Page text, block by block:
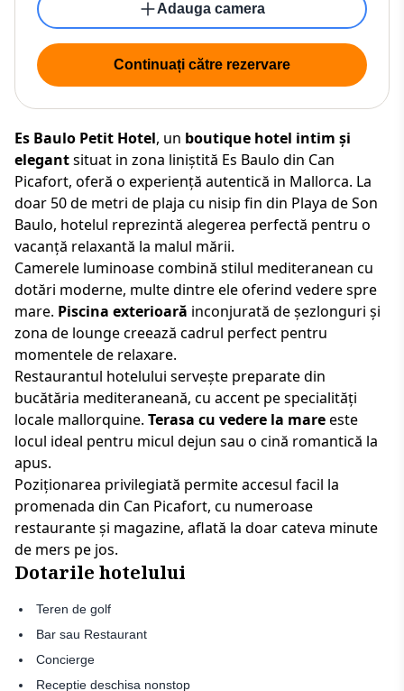
Es Baulo Petit Hotel, un boutique hotel intim și
elegantsituat in zona liniștită Es Baulo din Can
Picafort, oferă o experiență autentică in Mallorca. La
doar 50 de metri de plaja cu nisip fin din Playa de Son
Baulo, hotelul reprezintă alegerea perfectă pentru o
vacanță relaxantă la malul mării.
Camerele luminoase combină stilul mediteranean cu
dotări moderne, multe dintre ele oferind vedere spre
mare. Piscina exterioară inconjurată de șezlonguri și
zona de lounge creează cadrul perfect pentru
momentele de relaxare.
Restaurantul hotelului servește preparate din
bucătăria mediteraneană, cu accent pe specialități
locale mallorquine. Terasa cu vedere la mareeste
locul ideal pentru micul dejun sau o cină romantică la
apus.
Poziționarea privilegiată permite accesul facil la
promenada din Can Picafort, cu numeroase
restaurante și magazine, aflată la doar cateva minute
de mers pe jos.
Dotarile hotelului
Teren de golf
Bar sau Restaurant
Concierge
Receptie deschisa nonstop
Adauga camera
Continuați către rezervare